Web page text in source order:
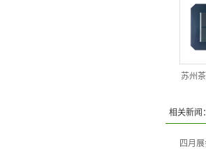
苏州
相关新闻：
四月